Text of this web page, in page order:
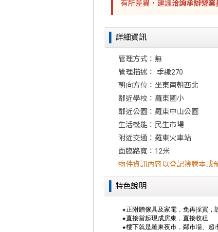
有所差異，建議洽詢承辦營業
詳細資訊
管理方式：無
管理描述： 季繳270
朝向方位：坐東南朝西北
鄰近學校：羅東國小
鄰近公園：羅東中山公園
生活機能：民生市場
附近交通：羅東火車站
面臨路寬：12米
物件資訊內容以登記簿謄本或
特色說明